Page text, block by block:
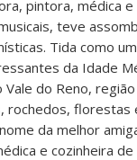
pintora, médica e
teve
Tida como
da Idade
Vale do Reno,
rochedos, florestas
da melhor
e cozinheira de